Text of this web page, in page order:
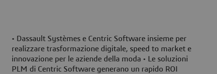
• Dassault Systèmes e Centric Software insieme per
realizzare trasformazione digitale, speed to market e
innovazione per le aziende della moda • Le soluzioni
PLM di Centric Software generano un rapido ROI